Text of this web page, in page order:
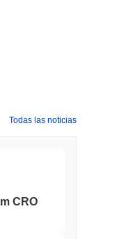
Todas las noticias
CRO